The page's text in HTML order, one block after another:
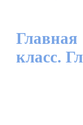
Главная
класс.